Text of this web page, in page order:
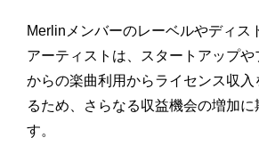
Merlinメンバーのレーベルやディス
アーティストは、スタートアップや
からの楽曲利用からライセンス収入
るため、さらなる収益機会の増加に
す。